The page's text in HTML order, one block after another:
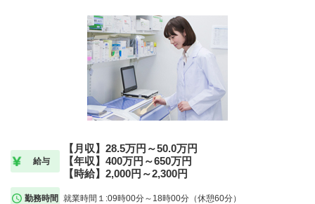
給与
【月収】28.5万円～50.0万円
【年収】400万円～650万円
【時給】2,000円～2,300円
勤務時間 就業時間１:09時00分～18時00分（休憩60分）